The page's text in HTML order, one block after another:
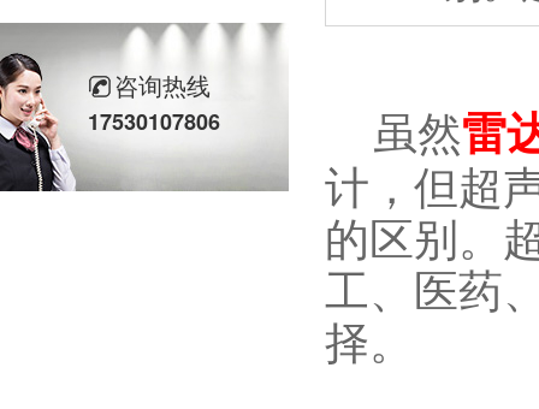
虽然雷
计，但超
的区别。
工、医药
择。
咨询热线
17530107806